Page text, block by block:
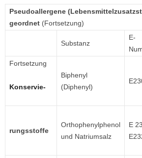
Pseudoallergene
geordnet (Fortsetzung)
Substanz
E-
Fortsetzung
Konservie-
Biphenyl
(Diphenyl)
rungsstoffe
Orthophenylphenol
und Natriumsalz
E